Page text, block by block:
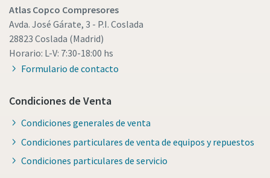
Atlas Copco Compresores
Avda. José Gárate, 3 - P.I. Coslada
28823 Coslada (Madrid)
Horario: L-V: 7:30-18:00 hs
Formulario de contacto
Condiciones de Venta
Condiciones generales de venta
Condiciones particulares de venta de equipos y repuestos
Condiciones particulares de servicio